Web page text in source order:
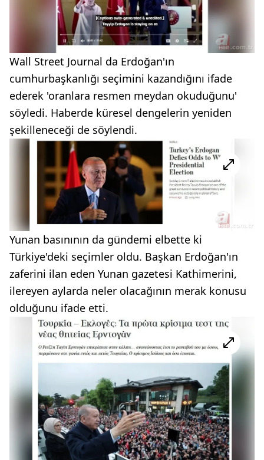
Wall Street Journal da Erdoğan'ın
cumhurbaşkanlığı seçimini kazandığını ifade
ederek 'oranlara resmen meydan okuduğunu'
söyledi. Haberde küresel dengelerin yeniden
şekilleneceği de söylendi.
Yunan basınının da gündemi elbette ki
Türkiye'deki seçimler oldu. Başkan Erdoğan'ın
zaferini ilan eden Yunan gazetesi Kathimerini,
ilereyen aylarda neler olacağının merak konusu
olduğunu ifade etti.